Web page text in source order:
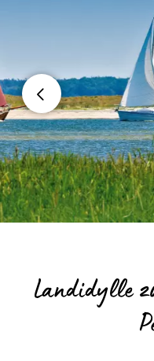
Landidylle